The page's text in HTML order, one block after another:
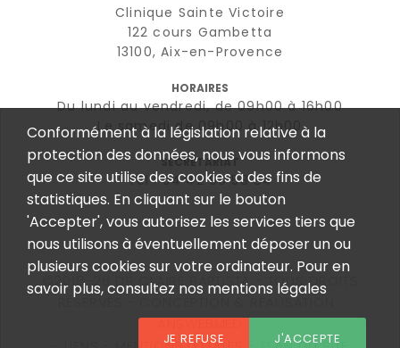
Clinique Sainte Victoire
122 cours Gambetta
13100, Aix-en-Provence
HORAIRES
Du lundi au vendredi, de 09h00 à 16h00
Le samedi de 09h00 à 12h00
SECRÉTARIAT
Tél : 04 42 96 58 84
©2018-26 DR CLAIRE BAPTISTA - TOUS DROITS
RÉSERVÉS - CONCEPTION & RÉALISATION :
ANSWEBMED
Conformément à la législation relative à la
protection des données, nous vous informons
que ce site utilise des cookies à des fins de
statistiques. En cliquant sur le bouton
'Accepter', vous autorisez les services tiers que
nous utilisons à éventuellement déposer un ou
plusieurs cookies sur votre ordinateur. Pour en
savoir plus, consultez nos mentions légales
JE REFUSE J'ACCEPTE